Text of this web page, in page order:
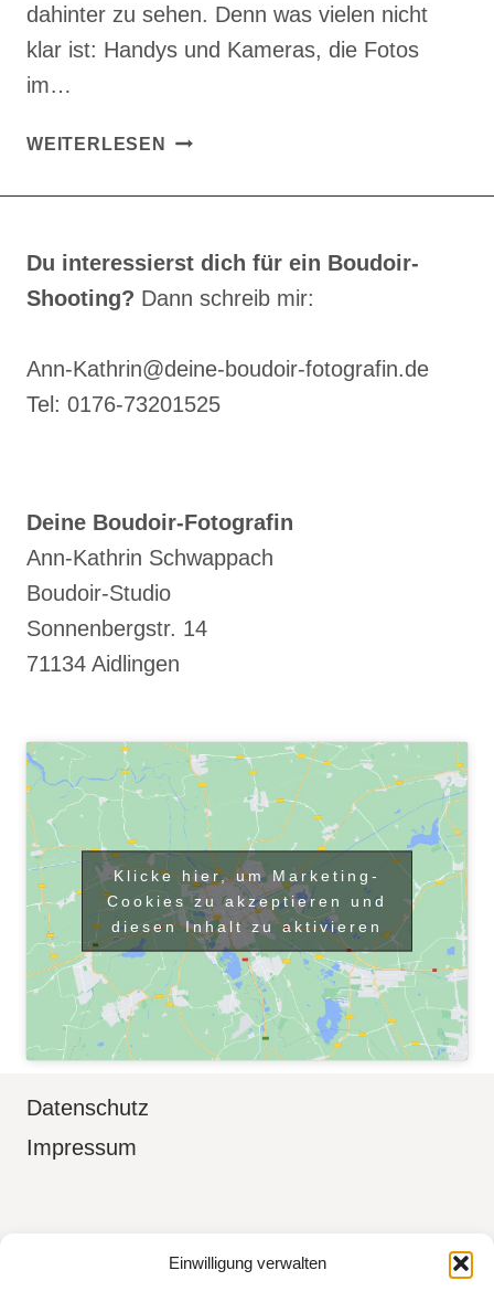
Einwilligung verwalten
dahinter zu sehen. Denn was vielen nicht
klar ist: Handys und Kameras, die Fotos
im…
WEITERLESEN
BILDLOOK:
BILDBEARBEITUNG
VORHER-
NACHHER
Du interessierst dich für ein Boudoir-
Shooting? Dann schreib mir:
Ann-Kathrin@deine-boudoir-fotografin.de
Tel: 0176-73201525
Deine Boudoir-Fotografin
Ann-Kathrin Schwappach
Boudoir-Studio
Sonnenbergstr. 14
71134 Aidlingen
Klicke hier, um Marketing-
Cookies zu akzeptieren und
diesen Inhalt zu aktivieren
Datenschutz
Impressum
Boudoir Fotografin in Aidlingen Kreis